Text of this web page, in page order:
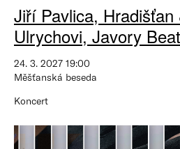
Jiří Pavlica,
Ulrychovi, Javory Beat
24. 3. 2027 19:00
Měšťanská beseda
Koncert